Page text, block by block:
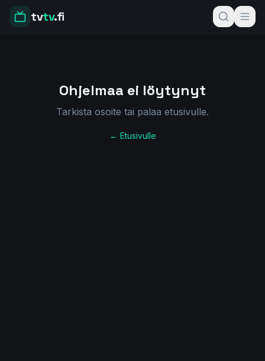
tvtv.fi
Ohjelmaa ei löytynyt
Tarkista osoite tai palaa etusivulle.
← Etusivulle